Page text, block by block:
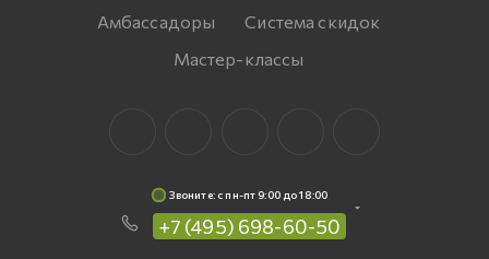
Амбассадоры
Система скидок
Мастер-классы
Звоните: c пн-пт 9:00 до 18:00
+7 (495) 698-60-50